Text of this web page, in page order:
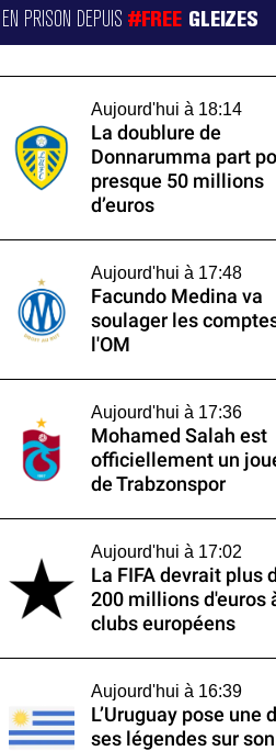
EN PRISON DEPUIS#FREE GLEIZES
Aujourd'hui à 18:14
La doublure de
Donnarumma part
presque 50 millions
d’euros
Aujourd'hui à 17:48
Facundo Medina va
soulager les
l'OM
Aujourd'hui à 17:36
Mohamed Salah est
officiellement un
de Trabzonspor
Aujourd'hui à 17:02
La FIFA devrait plus
200 millions d'euros
clubs européens
Aujourd'hui à 16:39
L’Uruguay pose une
ses légendes sur son